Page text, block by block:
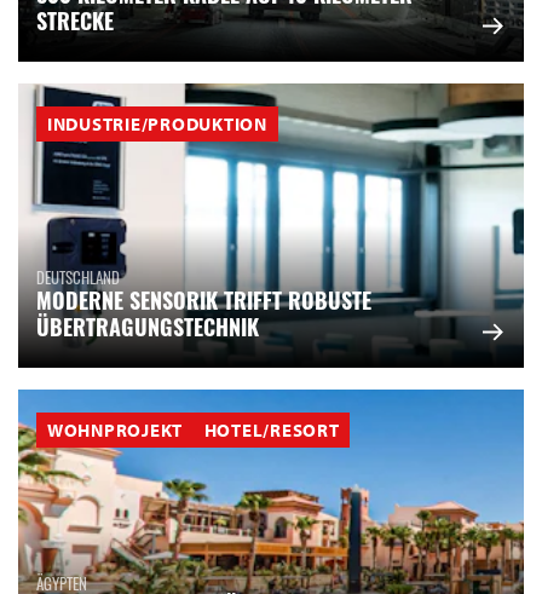
STRECKE
INDUSTRIE/PRODUKTION
DEUTSCHLAND
MODERNE SENSORIK TRIFFT ROBUSTE
ÜBERTRAGUNGSTECHNIK
WOHNPROJEKT HOTEL/RESORT
ÄGYPTEN